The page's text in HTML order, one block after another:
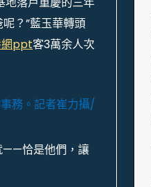
？”藍玉華轉頭
網ppt客3萬余人次
務。記者崔力攝/
——恰是他們，讓